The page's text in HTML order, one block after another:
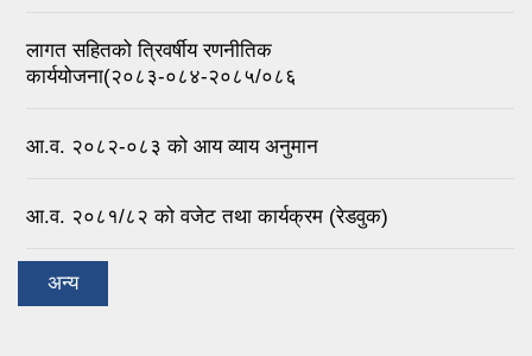
लागत सहितको त्रिवर्षीय रणनीतिक
कार्ययोजना(२०८३-०८४-२०८५/०८६
आ.व. २०८२-०८३ को आय व्याय अनुमान
आ.व. २०८१/८२ को वजेट तथा कार्यक्रम (रेडवुक)
अन्य